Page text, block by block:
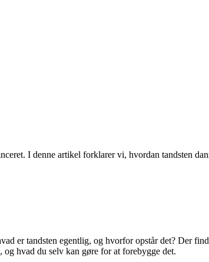
I denne artikel forklarer vi, hvordan tandsten
er tandsten egentlig, og hvorfor opstår det? Der
og hvad du selv kan gøre for at forebygge det.